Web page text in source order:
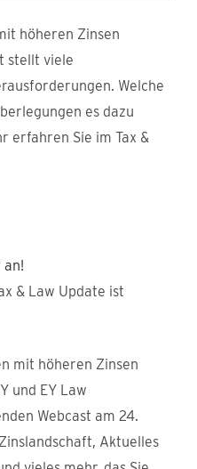
höheren Zinsen
stellt viele
Welche
es dazu
erfahren Sie im Tax &
an!
& Law Update ist
mit höheren Zinsen
und EY Law
Webcast am 24.
Aktuelles